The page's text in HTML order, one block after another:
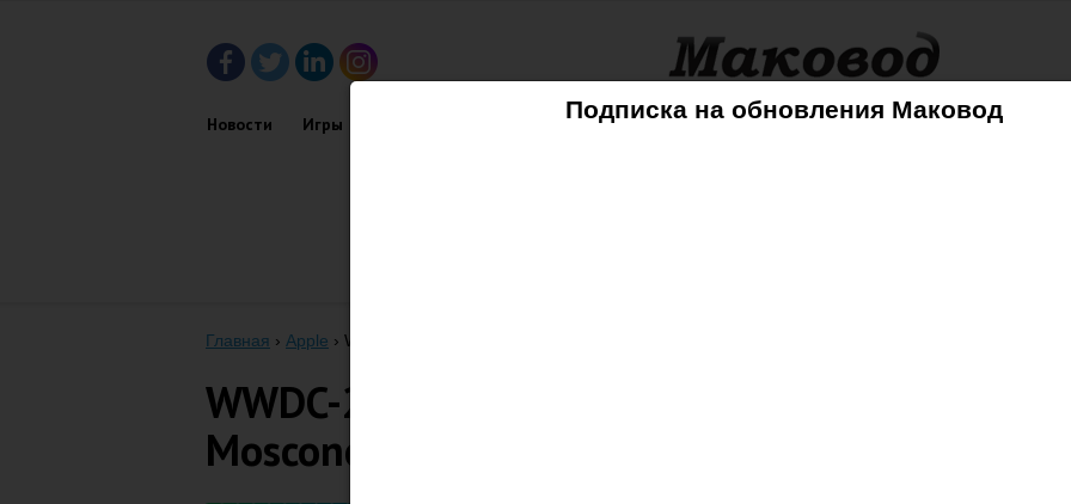
Подписка на обновления Маковод
Новости Игры Советы Mac iPhone iPad iPod AppleTV
Главная › Apple › WWDC-2014 пройдет 2-6 июня в Moscone West
WWDC-2014 пройдет 2-6 июня в
Moscone West